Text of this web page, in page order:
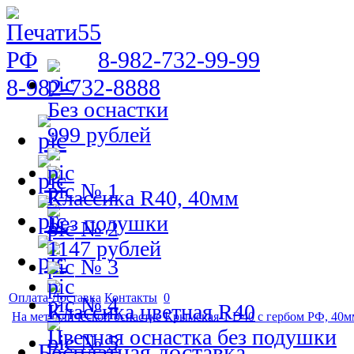
8-982-732-99-99
8-982-732-8888
Оплата Доставка Контакты 0
На металлической оснастке Крымская-1 D40 с гербом РФ,
№ 1
№ 2
№ 3
№ 4
№ 5
Без оснастки
999 рублей
Классика R40, 40мм
Без подушки
1147 рублей
Классика цветная R40
Цветная оснастка без подушки